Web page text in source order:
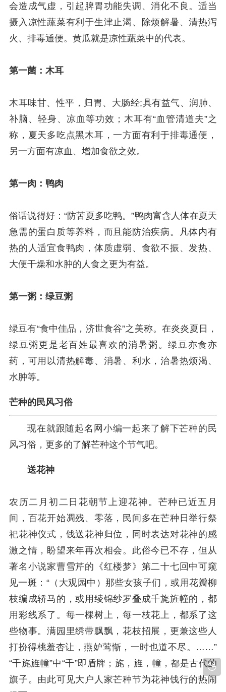
会造成气虚，引起脾胃功能失调、消化不良。适当
摄入凉性蔬菜有利于生津止渴、除烦解暑、清热泻
火、排毒通便。黄瓜就是凉性蔬菜中的代表。
第一菌：木耳
木耳味甘、性平，归胃、大肠经;具有益气、润肺、
补脑、轻身、凉血等功效；木耳有“血管清道夫”之
称，夏天多吃点黑木耳，一方面有利于排毒通便，
另一方面有凉血、增加食欲之效。
第一肉：鸭肉
俗话说得好：“防苦夏多吃鸭。”鸭肉富含人体在夏天
急需的蛋白质等养料，而且能防治疾病。凡体内有
热的人适宜食鸭肉，体质虚弱、食欲不振、发热、
大便干燥和水肿的人食之更为有益。
第一粥：绿豆粥
绿豆有“食中佳品，济世食谷”之美称。在炎炎夏日，
绿豆粥更是老百姓最喜欢的消暑粥。绿豆亦食亦
药，可用以清热解毒、消暑、利水，治暑热烦渴、
水肿等。
芒种的民风习俗
现在就跟随起名网小编一起来了解下芒种的民
风习俗，更多的了解芒种这个节气吧。
送花神
农历二月初二日花朝节上迎花神。芒种已近五月
间，百花开始凋残、零落，民间多在芒种日举行祭
祀花神仪式，饯送花神归位，同时表达对花神的感
激之情，盼望来年再次相会。此俗今已不存，但从
著名小说家曹雪芹的《红楼梦》第二十七回中可窥
见一斑：“（大观园中）那些女孩子们，或用花瓣柳
枝编成轿马的，或用绫锦纱罗叠成千旄旌幢的，都
用彩线系了。每一棵树上，每一枝花上，都系了这
些物事。满园里绣带飘飘，花枝招展，更兼这些人
打扮得桃羞杏让，燕妒莺惭，一时也道不尽。……”
“千旄旌幢”中“千”即盾牌；旄，旌，幢，都是古代的
旗子。由此可见大户人家芒种节为花神饯行的热闹